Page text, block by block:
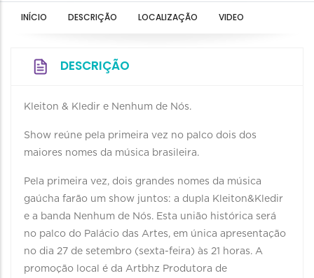
INÍCIO DESCRIÇÃO LOCALIZAÇÃO VIDEO
DESCRIÇÃO
Kleiton & Kledir e Nenhum de Nós.
Show reúne pela primeira vez no palco dois dos
maiores nomes da música brasileira.
Pela primeira vez, dois grandes nomes da música
gaúcha farão um show juntos: a dupla Kleiton&Kledir
e a banda Nenhum de Nós. Esta união histórica será
no palco do Palácio das Artes, em única apresentação
no dia 27 de setembro (sexta-feira) às 21 horas. A
promoção local é da Artbhz Produtora de